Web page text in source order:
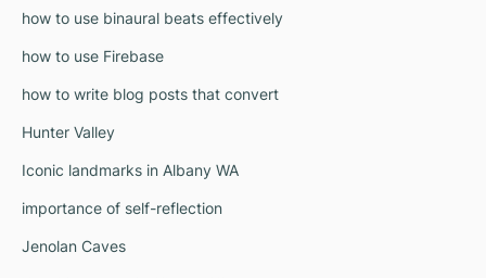
how to use binaural beats effectively
how to use Firebase
how to write blog posts that convert
Hunter Valley
Iconic landmarks in Albany WA
importance of self-reflection
Jenolan Caves